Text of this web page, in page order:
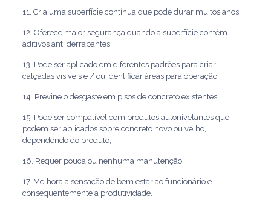
11. Cria uma superfície contínua que pode durar muitos anos;
12. Oferece maior segurança quando a superfície contém
aditivos anti derrapantes;
13. Pode ser aplicado em diferentes padrões para criar
calçadas visíveis e / ou identificar áreas para operação;
14. Previne o desgaste em pisos de concreto existentes;
15. Pode ser compatível com produtos autonivelantes que
podem ser aplicados sobre concreto novo ou velho,
dependendo do produto;
16. Requer pouca ou nenhuma manutenção;
17. Melhora a sensação de bem estar ao funcionário e
consequentemente a produtividade.